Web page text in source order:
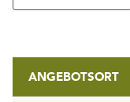
ANGEBOTSORT